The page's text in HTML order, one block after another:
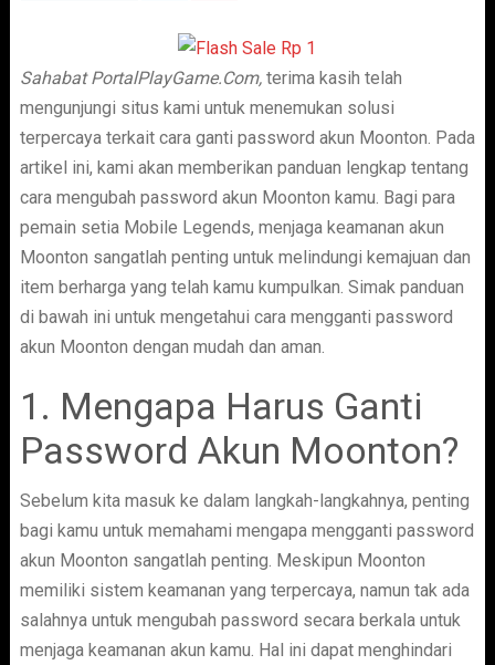
Sahabat PortalPlayGame.Com,terima kasih telah
mengunjungi situs kami untuk menemukan solusi
terpercaya terkait cara ganti password akun Moonton. Pada
artikel ini, kami akan memberikan panduan lengkap tentang
cara mengubah password akun Moonton kamu. Bagi para
pemain setia Mobile Legends, menjaga keamanan akun
Moonton sangatlah penting untuk melindungi kemajuan dan
item berharga yang telah kamu kumpulkan. Simak panduan
di bawah ini untuk mengetahui cara mengganti password
akun Moonton dengan mudah dan aman.
1. Mengapa Harus Ganti
Password Akun Moonton?
Sebelum kita masuk ke dalam langkah-langkahnya, penting
bagi kamu untuk memahami mengapa mengganti password
akun Moonton sangatlah penting. Meskipun Moonton
memiliki sistem keamanan yang terpercaya, namun tak ada
salahnya untuk mengubah password secara berkala untuk
menjaga keamanan akun kamu. Hal ini dapat menghindari